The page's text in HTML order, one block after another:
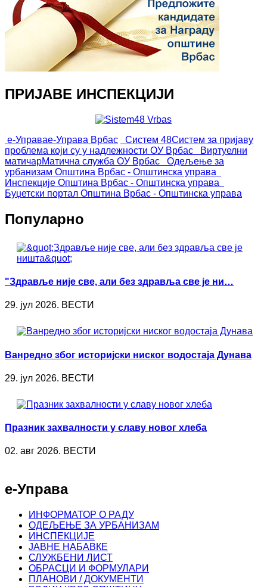
ПРИЈАВЕ ИНСПЕКЦИЈИ
е-Управае-Управа Врбас Систем 48Систем за пријаву
проблема који су у надлежности ОУ Врбас
Виртуелни
матичарМатична служба ОУ Врбас
Одељење за
урбанизам Општина Врбас - Општинска управа
Инспекције Општина Врбас - Општинска управа
Буџетски портал Општина Врбас - Општинска управа
Популарно
"Здравље није све, али без здравља све је ни…
29. јул 2026. ВЕСТИ
Ванредно због историјски ниског водостаја Дунава
29. јул 2026. ВЕСТИ
Празник захвалности у славу новог хлеба
02. авг 2026. ВЕСТИ
е-Управа
ИНФОРМАТОР О РАДУ
ОДЕЉЕЊЕ ЗА УРБАНИЗАМ
ИНСПЕКЦИЈЕ
ЈАВНЕ НАБАВКЕ
СЛУЖБЕНИ ЛИСТ
ОБРАСЦИ И ФОРМУЛАРИ
ПЛАНОВИ / ДОКУМЕНТИ